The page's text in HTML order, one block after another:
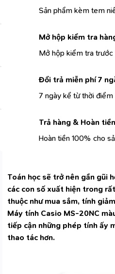
Sản phẩm kèm tem
Mở hộp kiểm tra
Mở hộp kiểm tra trước
Đổi trả miễn phí 7
7 ngày kể từ thời điểm
Trả hàng & Hoàn tiền
Hoàn tiền 100% cho
Toán học sẽ trở nên gần gũi
các con số xuất hiện trong
thuộc như mua sắm, tính
Máy tính Casio MS-20NC
tiếp cận những phép tính ấy
thao tác hơn.